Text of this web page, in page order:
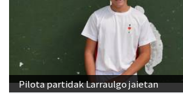
Pilota partidak Larraulgo jaietan